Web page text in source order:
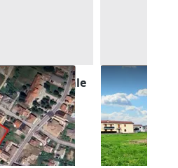
residenziale
Asta
di 5.900 mq
Castegnero
85.000 €
16/11/2026